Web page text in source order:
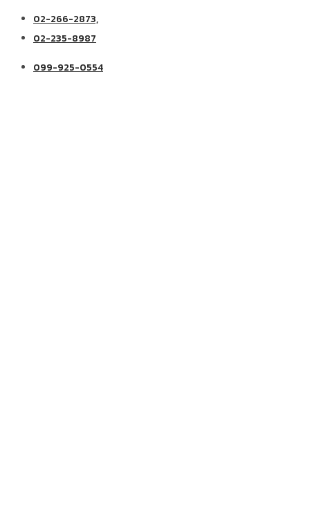
02-266-2873,
02-235-8987
099-925-0554